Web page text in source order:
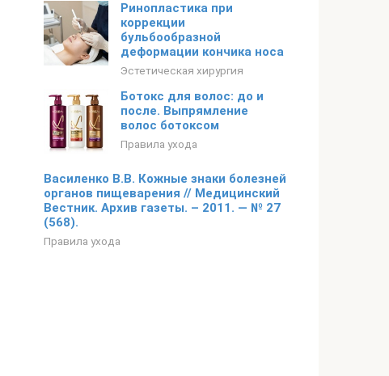
Ринопластика при
коррекции
бульбообразной
деформации кончика носа
Эстетическая хирургия
Ботокс для волос: до и
после. Выпрямление
волос ботоксом
Правила ухода
Василенко В.В. Кожные знаки болезней
органов пищеварения // Медицинский
Вестник. Архив газеты. – 2011. — № 27
(568).
Правила ухода